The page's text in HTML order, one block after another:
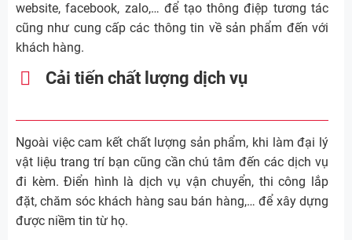
website, facebook, zalo,… để tạo thông điệp tương tác
cũng như cung cấp các thông tin về sản phẩm đến với
khách hàng.
Cải tiến chất lượng dịch vụ
Ngoài việc cam kết chất lượng sản phẩm, khi làm đại lý
vật liệu trang trí bạn cũng cần chú tâm đến các dịch vụ
đi kèm. Điển hình là dịch vụ vận chuyển, thi công lắp
đặt, chăm sóc khách hàng sau bán hàng,… để xây dựng
được niềm tin từ họ.